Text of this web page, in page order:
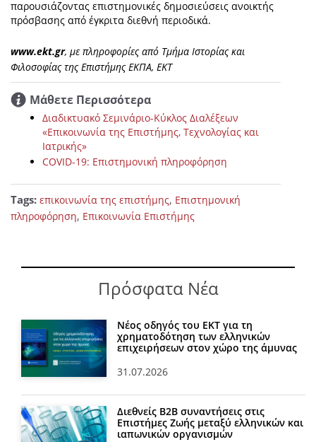
παρουσιάζοντας επιστημονικές δημοσιεύσεις ανοικτής
πρόσβασης από έγκριτα διεθνή περιοδικά.
www.ekt.gr, με πληροφορίες από Τμήμα Ιστορίας και
Φιλοσοφίας της Επιστήμης ΕΚΠΑ, ΕΚΤ
Μάθετε Περισσότερα
Διαδικτυακό Σεμινάριο-Κύκλος Διαλέξεων
«Επικοινωνία της Επιστήμης, Τεχνολογίας και
Ιατρικής»
COVID-19: Επιστημονική πληροφόρηση
Tags: επικοινωνία της επιστήμης, Επιστημονική
πληροφόρηση, Επικοινωνία Επιστήμης
Πρόσφατα Νέα
Νέος οδηγός του ΕΚΤ για τη
χρηματοδότηση των ελληνικών
επιχειρήσεων στον χώρο της άμυνας
31.07.2026
Διεθνείς Β2Β συναντήσεις στις
Επιστήμες Ζωής μεταξύ ελληνικών και
ιαπωνικών οργανισμών